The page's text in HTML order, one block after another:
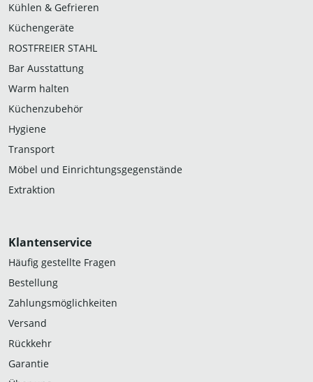
Kühlen & Gefrieren
Küchengeräte
ROSTFREIER STAHL
Bar Ausstattung
Warm halten
Küchenzubehör
Hygiene
Transport
Möbel und Einrichtungsgegenstände
Extraktion
Klantenservice
Häufig gestellte Fragen
Bestellung
Zahlungsmöglichkeiten
Versand
Rückkehr
Garantie